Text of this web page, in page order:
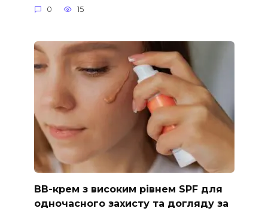
0 15
ВВ-крем з високим рівнем SPF для
одночасного захисту та догляду за